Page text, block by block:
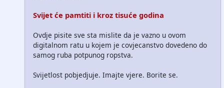
Svijet će pamtiti i kroz tisuće godina
Ovdje pisite sve sta mislite da je vazno u ovom
digitalnom ratu u kojem je covjecanstvo dovedeno do
samog ruba potpunog ropstva.
Svijetlost pobjedjuje. Imajte vjere. Borite se.